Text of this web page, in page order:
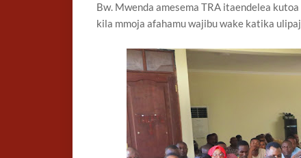
Bw. Mwenda amesema TRA itaendelea
kila mmoja afahamu wajibu wake katika